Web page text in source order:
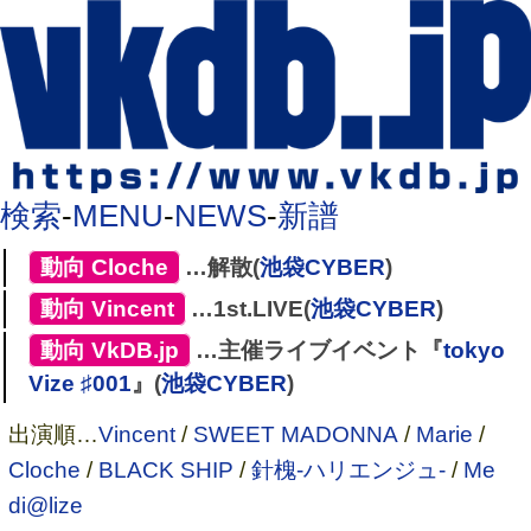
検索-MENU-NEWS-新譜
動向 Cloche …解散(池袋CYBER)
動向 Vincent] …1st.LIVE(池袋CYBER)
動向 VkDB.jp …主催ライブイベント『tokyo
Vize ♯001』(池袋CYBER)
出演順…Vincent / SWEET MADONNA / Marie /
Cloche / BLACK SHIP /針槐-ハリエンジュ- / Me
di@lize